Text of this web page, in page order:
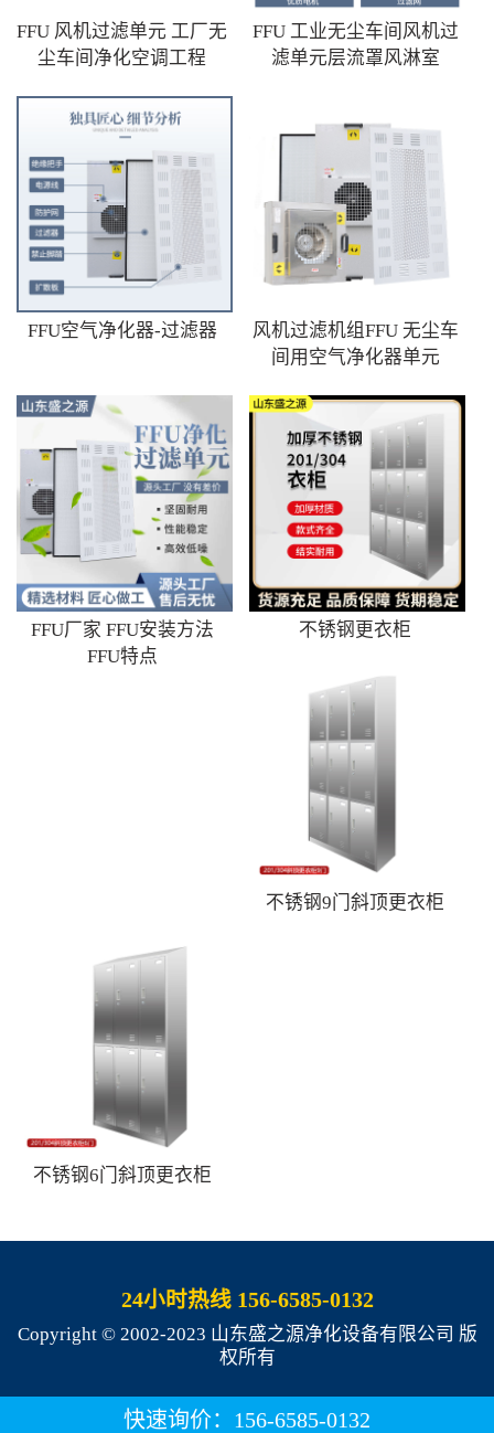
FFU 风机过滤单元 工厂无
尘车间净化空调工程
FFU 工业无尘车间风机过
滤单元层流罩风淋室
FFU空气净化器-过滤器
风机过滤机组FFU 无尘车
间用空气净化器单元
FFU厂家 FFU安装方法
FFU特点
不锈钢更衣柜
不锈钢9门斜顶更衣柜
不锈钢6门斜顶更衣柜
24小时热线 156-6585-0132
Copyright © 2002-2023 山东盛之源净化设备有限公司 版
权所有
快速询价：156-6585-0132